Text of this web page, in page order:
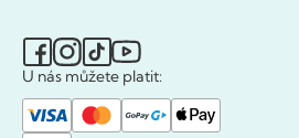
U nás můžete platit: